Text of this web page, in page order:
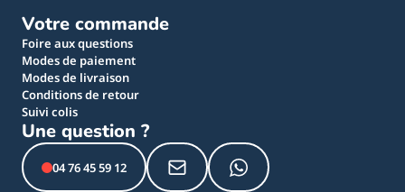
Votre commande
Foire aux questions
Modes de paiement
Modes de livraison
Conditions de retour
Suivi colis
Une question ?
04 76 45 59 12